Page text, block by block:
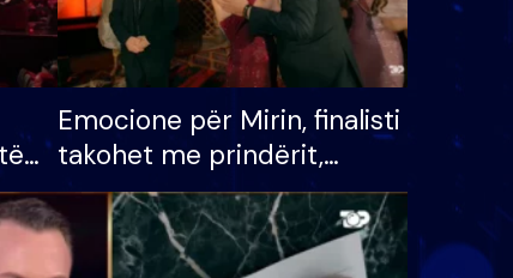
Emocione për Mirin, finalisti
takohet me prindërit,
vajzën dhe bashkëshorten:
S’kemi ndonjë letër divorci
apo jo?